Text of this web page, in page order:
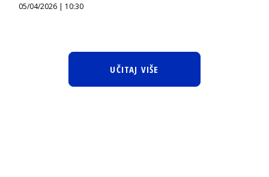
05/04/2026 | 10:30
UČITAJ VIŠE